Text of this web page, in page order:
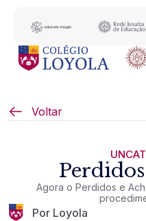
Voltar
Agora o Perdidos e
Por Loyola